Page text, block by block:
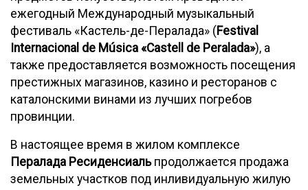
ежегодный Международный музыкальный
фестиваль «Кастель-де-Пералада» ( Festival
Internacional de Música «Castell de Peralada»), а
также предоставляется возможность посещения
престижных магазинов, казино и ресторанов с
каталонскими винами из лучших погребов
провинции.
В настоящее время в жилом комплексе
Пералада Ресиденсиальпродолжается продажа
земельных участков под инливидуальную жилую